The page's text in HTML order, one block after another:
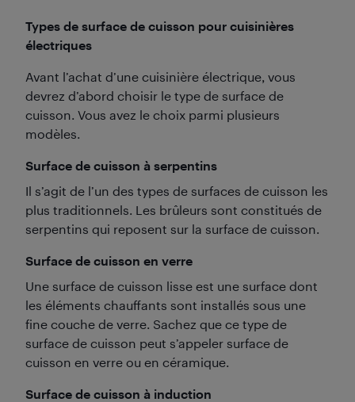
Types de surface de cuisson pour cuisinières
électriques
Avant l’achat d’une cuisinière électrique, vous
devrez d’abord choisir le type de surface de
cuisson. Vous avez le choix parmi plusieurs
modèles.
Surface de cuisson à serpentins
Il s’agit de l’un des types de surfaces de cuisson les
plus traditionnels. Les brûleurs sont constitués de
serpentins qui reposent sur la surface de cuisson.
Surface de cuisson en verre
Une surface de cuisson lisse est une surface dont
les éléments chauffants sont installés sous une
fine couche de verre. Sachez que ce type de
surface de cuisson peut s’appeler surface de
cuisson en verre ou en céramique.
Surface de cuisson à induction